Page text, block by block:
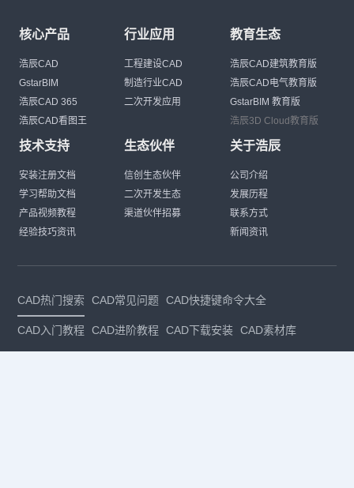
核心产品
浩辰CAD
GstarBIM
浩辰CAD 365
浩辰CAD看图王
行业应用
工程建设CAD
制造行业CAD
二次开发应用
教育生态
浩辰CAD建筑教育版
浩辰CAD电气教育版
GstarBIM 教育版
浩辰3D Cloud教育版
技术支持
安装注册文档
学习帮助文档
产品视频教程
经验技巧资讯
生态伙伴
信创生态伙伴
二次开发生态
渠道伙伴招募
关于浩辰
公司介绍
发展历程
联系方式
新闻资讯
CAD热门搜索 CAD常见问题 CAD快捷键命令大全
CAD入门教程 CAD进阶教程 CAD下载安装 CAD素材库